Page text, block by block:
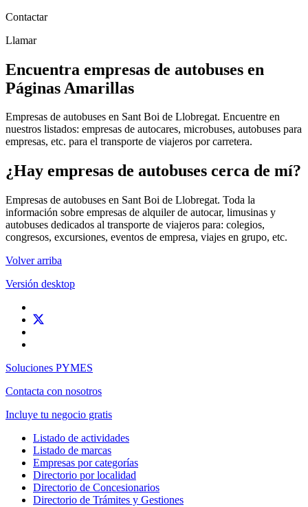
Contactar
Llamar
Encuentra empresas de autobuses en
Páginas Amarillas
Empresas de autobuses en Sant Boi de Llobregat. Encuentre en
nuestros listados: empresas de autocares, microbuses, autobuses para
empresas, etc. para el transporte de viajeros por carretera.
¿Hay empresas de autobuses cerca de mí?
Empresas de autobuses en Sant Boi de Llobregat. Toda la
información sobre empresas de alquiler de autocar, limusinas y
autobuses dedicados al transporte de viajeros para: colegios,
congresos, excursiones, eventos de empresa, viajes en grupo, etc.
Volver arriba
Versión desktop
Soluciones PYMES
Contacta con nosotros
Incluye tu negocio gratis
Listado de actividades
Listado de marcas
Empresas por categorías
Directorio por localidad
Directorio de Concesionarios
Directorio de Trámites y Gestiones